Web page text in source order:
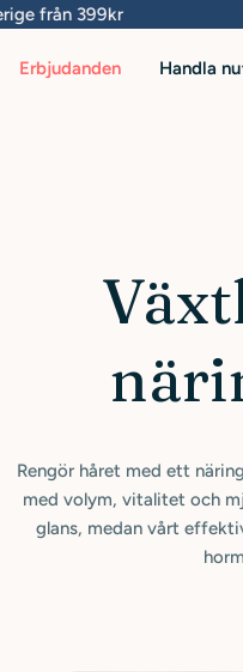
Hoppa
innehåll
399kr
Erbjudanden Handla nu
Rengör håret med ett
med volym, vitalitet och
glans, medan vårt